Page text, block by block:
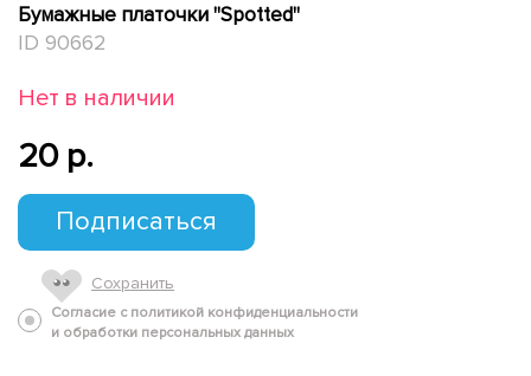
Бумажные платочки "Spotted"
ID 90662
Нет в наличии
20 p.
Подписаться
Сохранить
Согласие с политикой конфиденциальности
и обработки персональных данных